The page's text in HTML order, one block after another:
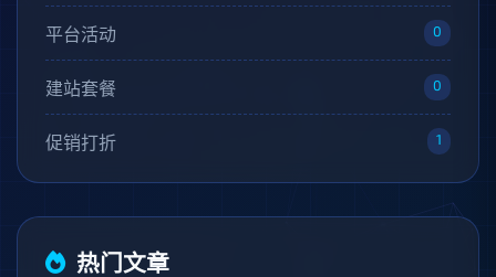
平台活动 0
建站套餐 0
促销打折 1
热门文章